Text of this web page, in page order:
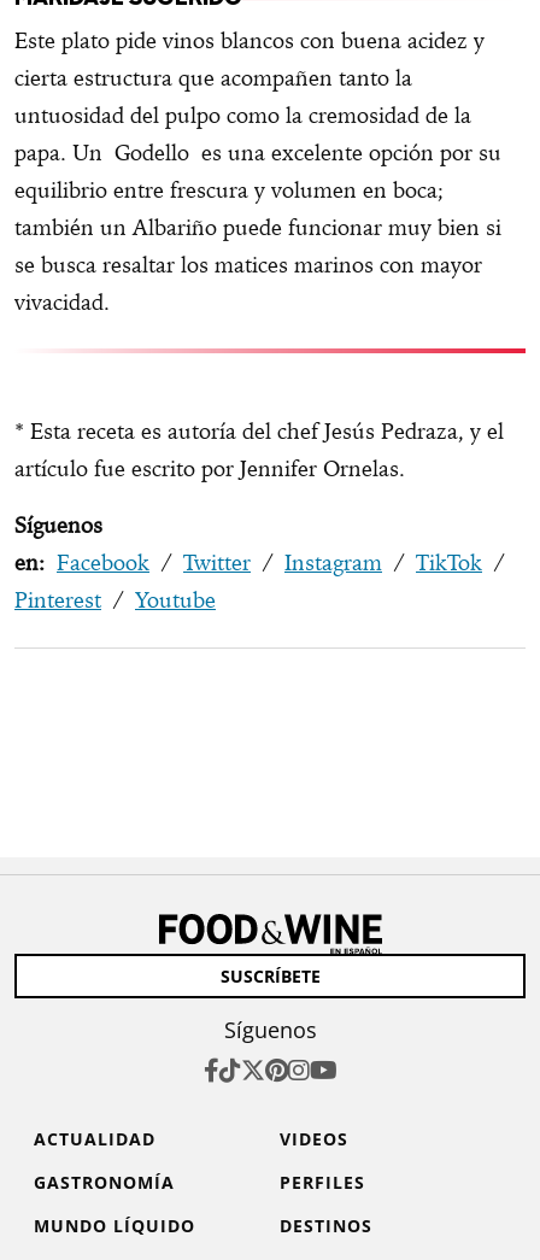
Este plato pide vinos blancos con buena acidez y
cierta estructura que acompañen tanto la
untuosidad del pulpo como la cremosidad de la
papa. Un Godello es una excelente opción por su
equilibrio entre frescura y volumen en boca;
también un Albariño puede funcionar muy bien si
se busca resaltar los matices marinos con mayor
vivacidad.
* Esta receta es autoría del chef Jesús Pedraza, y el
artículo fue escrito por Jennifer Ornelas.
Síguenos
en: Facebook / Twitter / Instagram / TikTok /
Pinterest / Youtube
SUSCRÍBETE
Síguenos
ACTUALIDAD
VIDEOS
GASTRONOMÍA
PERFILES
MUNDO LÍQUIDO
DESTINOS